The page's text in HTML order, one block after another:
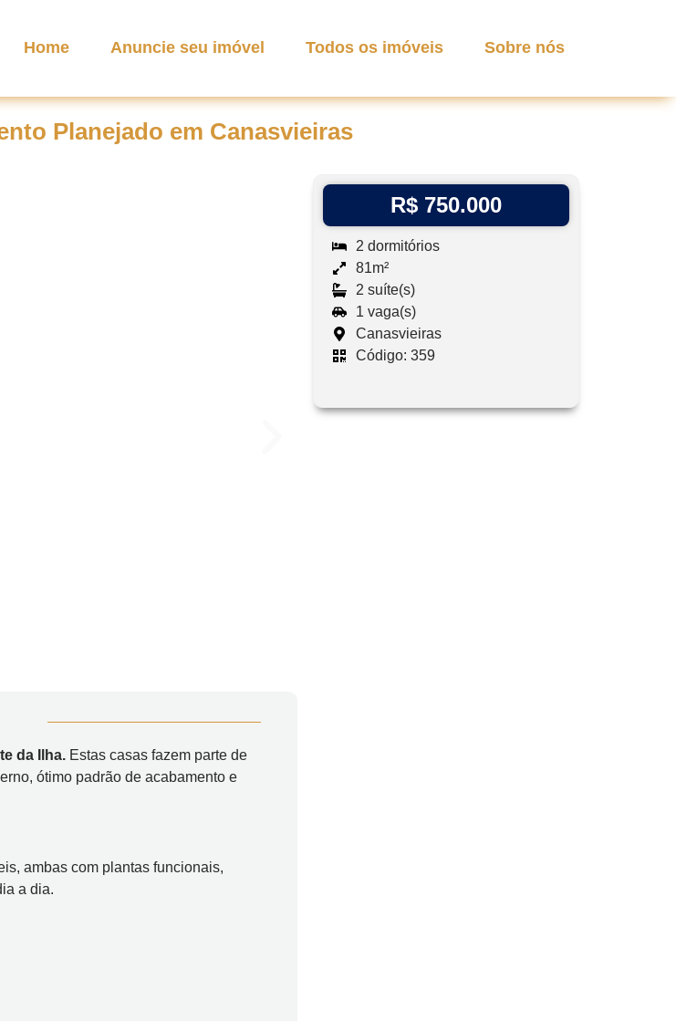
Home Anuncie seu imóvel Todos os imóveis Sobre nós
Planejado em Canasvieiras
da Ilha. Estas casas fazem parte de
ótimo padrão de acabamento e
ambas com plantas funcionais,
a dia.
R$ 750.000
2 dormitórios
81m²
2 suíte(s)
1 vaga(s)
Canasvieiras
Código: 359